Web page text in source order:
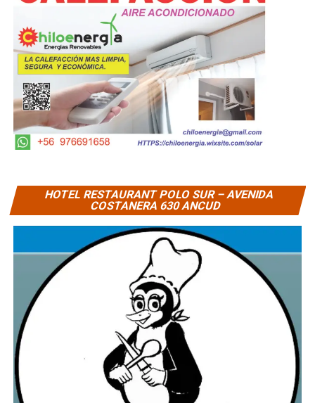
HOTEL RESTAURANT POLO SUR – AVENIDA
COSTANERA 630 ANCUD